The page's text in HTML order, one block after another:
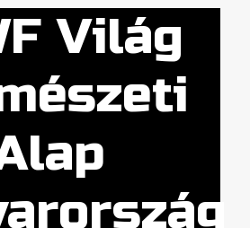
Világ